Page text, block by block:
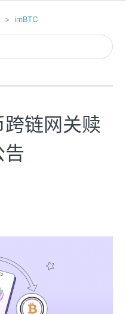
imBTC
链网关赎
告